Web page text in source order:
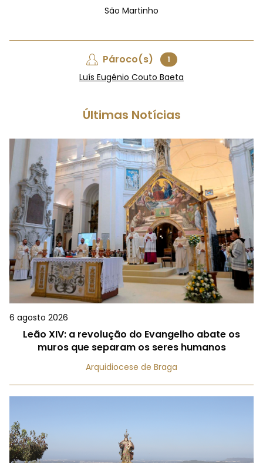
São Martinho
Pároco(s) 1
Luís Eugénio Couto Baeta
Últimas Notícias
6 agosto 2026
Leão XIV: a revolução do Evangelho abate os
muros que separam os seres humanos
Arquidiocese de Braga